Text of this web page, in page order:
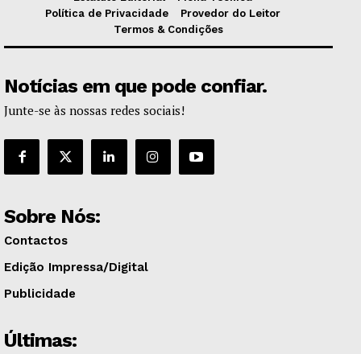
Política de Privacidade
Provedor do Leitor
Termos & Condições
Notícias em que pode confiar.
Junte-se às nossas redes sociais!
Sobre Nós:
Contactos
Edição Impressa/Digital
Publicidade
Últimas: